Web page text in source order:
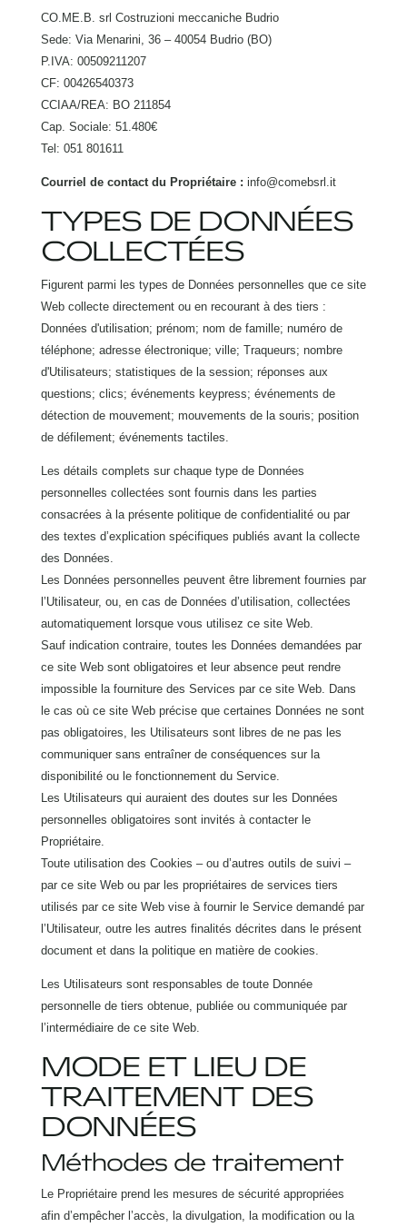
CO.ME.B. srl Costruzioni meccaniche Budrio
Sede: Via Menarini, 36 – 40054 Budrio (BO)
P.IVA: 00509211207
CF: 00426540373
CCIAA/REA: BO 211854
Cap. Sociale: 51.480€
Tel: 051 801611
Courriel de contact du Propriétaire : info@comebsrl.it
TYPES DE DONNÉES
COLLECTÉES
Figurent parmi les types de Données personnelles que ce site
Web collecte directement ou en recourant à des tiers :
Données d'utilisation; prénom; nom de famille; numéro de
téléphone; adresse électronique; ville; Traqueurs; nombre
d'Utilisateurs; statistiques de la session; réponses aux
questions; clics; événements keypress; événements de
détection de mouvement; mouvements de la souris; position
de défilement; événements tactiles.
Les détails complets sur chaque type de Données
personnelles collectées sont fournis dans les parties
consacrées à la présente politique de confidentialité ou par
des textes d’explication spécifiques publiés avant la collecte
des Données.
Les Données personnelles peuvent être librement fournies par
l’Utilisateur, ou, en cas de Données d’utilisation, collectées
automatiquement lorsque vous utilisez ce site Web.
Sauf indication contraire, toutes les Données demandées par
ce site Web sont obligatoires et leur absence peut rendre
impossible la fourniture des Services par ce site Web. Dans
le cas où ce site Web précise que certaines Données ne sont
pas obligatoires, les Utilisateurs sont libres de ne pas les
communiquer sans entraîner de conséquences sur la
disponibilité ou le fonctionnement du Service.
Les Utilisateurs qui auraient des doutes sur les Données
personnelles obligatoires sont invités à contacter le
Propriétaire.
Toute utilisation des Cookies – ou d’autres outils de suivi –
par ce site Web ou par les propriétaires de services tiers
utilisés par ce site Web vise à fournir le Service demandé par
l’Utilisateur, outre les autres finalités décrites dans le présent
document et dans la politique en matière de cookies.
Les Utilisateurs sont responsables de toute Donnée
personnelle de tiers obtenue, publiée ou communiquée par
l’intermédiaire de ce site Web.
MODE ET LIEU DE
TRAITEMENT DES
DONNÉES
Méthodes de traitement
Le Propriétaire prend les mesures de sécurité appropriées
afin d’empêcher l’accès, la divulgation, la modification ou la